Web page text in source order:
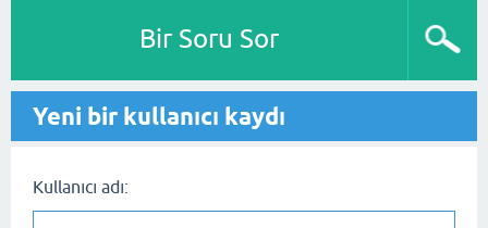
Bir Soru Sor
Yeni bir kullanıcı kaydı
Kullanıcı adı: